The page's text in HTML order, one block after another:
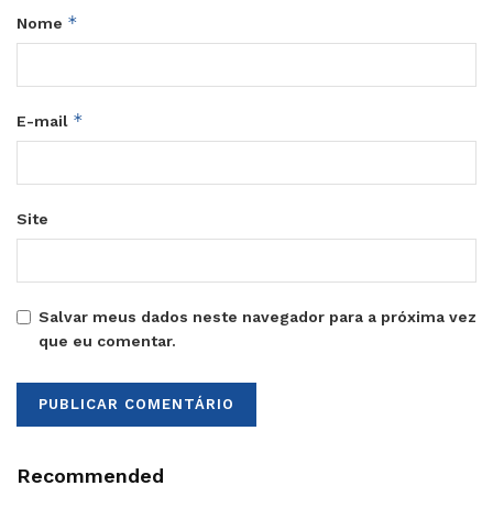
Nome *
E-mail *
Site
Salvar meus dados neste navegador para a próxima vez
que eu comentar.
Recommended